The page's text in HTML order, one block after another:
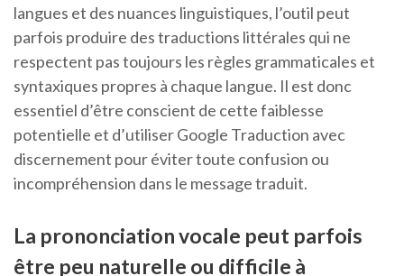
langues et des nuances linguistiques, l’outil peut
parfois produire des traductions littérales qui ne
respectent pas toujours les règles grammaticales et
syntaxiques propres à chaque langue. Il est donc
essentiel d’être conscient de cette faiblesse
potentielle et d’utiliser Google Traduction avec
discernement pour éviter toute confusion ou
incompréhension dans le message traduit.
La prononciation vocale peut parfois
être peu naturelle ou difficile à